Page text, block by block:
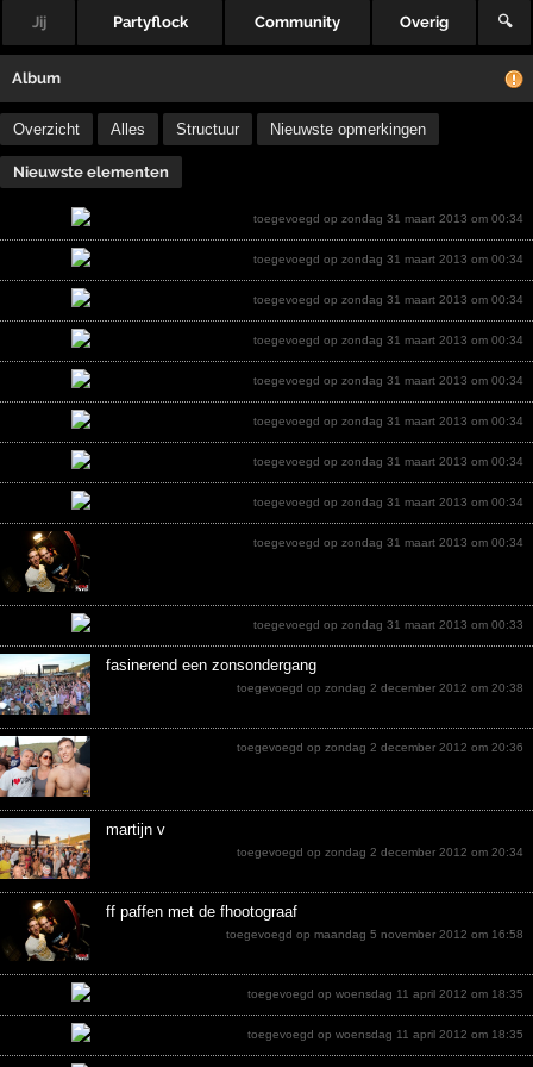
Jij Partyflock Community Overig 🔍
Album
Overzicht Alles Structuur Nieuwste opmerkingen
Nieuwste elementen
toegevoegd op zondag 31 maart 2013 om 00:34
toegevoegd op zondag 31 maart 2013 om 00:34
toegevoegd op zondag 31 maart 2013 om 00:34
toegevoegd op zondag 31 maart 2013 om 00:34
toegevoegd op zondag 31 maart 2013 om 00:34
toegevoegd op zondag 31 maart 2013 om 00:34
toegevoegd op zondag 31 maart 2013 om 00:34
toegevoegd op zondag 31 maart 2013 om 00:34
toegevoegd op zondag 31 maart 2013 om 00:34
toegevoegd op zondag 31 maart 2013 om 00:33
fasinerend een zonsondergang
toegevoegd op zondag 2 december 2012 om 20:38
toegevoegd op zondag 2 december 2012 om 20:36
martijn v
toegevoegd op zondag 2 december 2012 om 20:34
ff paffen met de fhootograaf
toegevoegd op maandag 5 november 2012 om 16:58
toegevoegd op woensdag 11 april 2012 om 18:35
toegevoegd op woensdag 11 april 2012 om 18:35